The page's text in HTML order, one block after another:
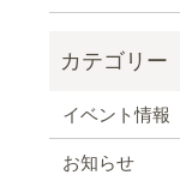
イベント情報
お知らせ